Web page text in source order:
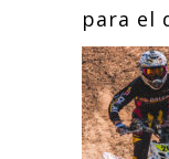
para el